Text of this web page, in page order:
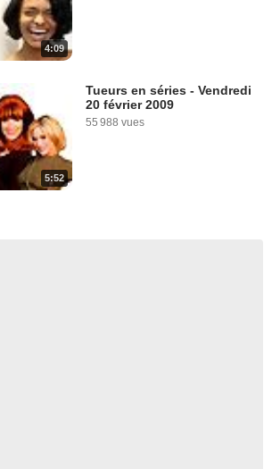
4:09
5:52
Tueurs en séries - Vendredi
20 février 2009
55 988 vues